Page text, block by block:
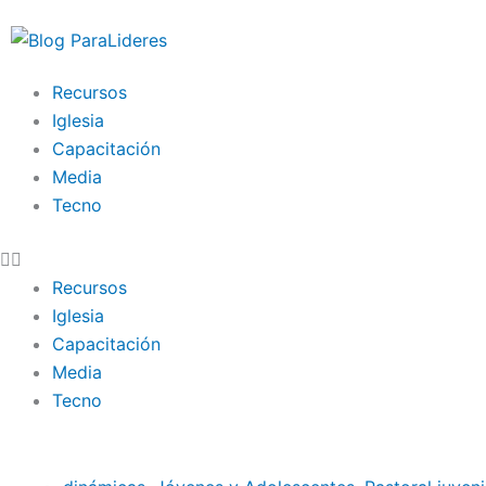
al
Recursos
Iglesia
Capacitación
Media
Tecno
Recursos
Iglesia
Capacitación
Media
Tecno